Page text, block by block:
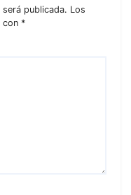
publicada. Los
con *